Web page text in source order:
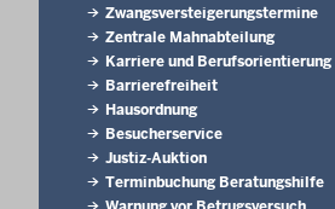
Zwangsversteigerungs­termine
Zentrale Mahnabteilung
Karriere und Berufsorientierung
Barrierefreiheit
Hausordnung
Besucherservice
Justiz-Auktion
Terminbuchung Beratungshilfe